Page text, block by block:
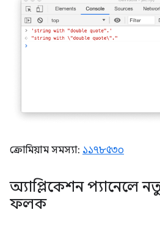
ক্রোমিয়াম সমস্যা: ১১৭৮৫৩০
অ্যাপ্লিকেশন প্যানেলে
ফলক